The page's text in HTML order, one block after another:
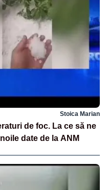
Stoica Marian
de foc. La ce să ne
date de la ANM